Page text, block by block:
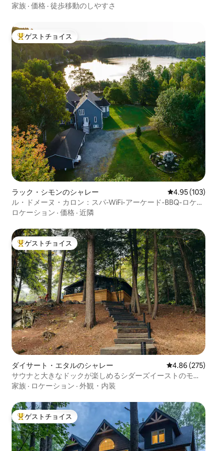
キュー｜無料ビーチまで2m！
家族 · 価格 · 徒歩移動のしやすさ
大好評のゲストチョイスです。
ゲストチョイス
ラック・シモンのシャレー レビュー103
4.95 (103)
ル・ドメーヌ・カロン：スパ-WiFi-アーケード-BBQ-ロケー
ションが良い
ロケーション · 価格 · 近隣
大好評のゲストチョイスです。
ゲストチョイス
ダイサート・エタルのシャレー レビュー275
4.86 (275)
サウナと大きなドックが楽しめるシダーズイーストのモダ
ンコテージ
家族 · ロケーション · 外観・内装
大好評のゲストチョイスです。
ゲストチョイス